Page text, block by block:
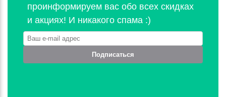
проинформируем вас обо всех скидках
и акциях! И никакого спама :)
Подписаться